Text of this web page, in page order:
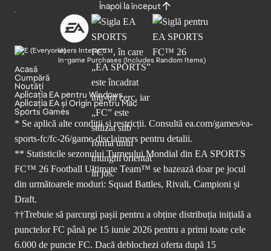
Înapoi la început
Users Interact
In-game Purchases (Includes Random Items)
Acasă
Cumpără
Noutăți
Aplicația EA pentru Windows
Aplicația EA și Origin pentru Mac
Sports Games
* Se aplică alte condiții și restricții. Consultă ea.com/games/ea-
sports-fc/fc-26/game-disclaimers pentru detalii.
** Statisticile sezonului Turneului Mondial din EA SPORTS
FC™ 26 Football Ultimate Team™ se bazează doar pe jocul
din următoarele moduri: Squad Battles, Rivali, Campioni și
Draft.
††Trebuie să parcurgi pașii pentru a obține distribuția inițială a
punctelor FC până pe 15 iunie 2026 pentru a primi toate cele
6.000 de puncte FC. Dacă deblochezi oferta după 15